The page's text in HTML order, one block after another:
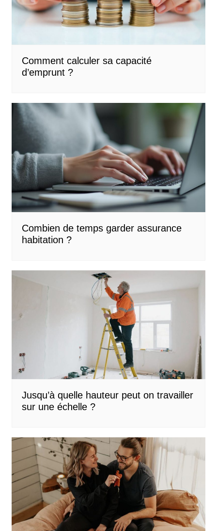
Comment calculer sa capacité
d’emprunt ?
Combien de temps garder assurance
habitation ?
Jusqu’à quelle hauteur peut on travailler
sur une échelle ?